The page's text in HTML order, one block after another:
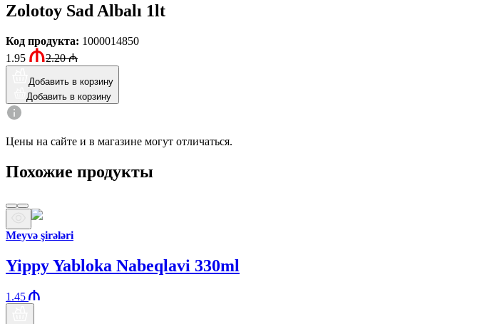
Zolotoy Sad Albalı 1lt
Код продукта: 1000014850
1.95
2.20₼
Добавить в корзину
Добавить в корзину
Цены на сайте и в магазине могут отличаться.
Похожие продукты
Meyvə şirələri
Yippy Yabloka Nabeqlavi 330ml
1.45